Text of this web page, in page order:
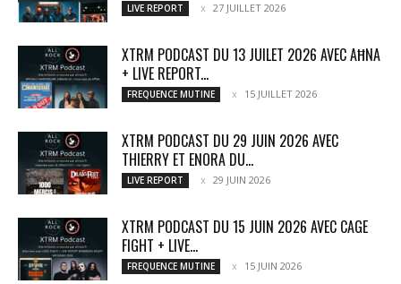
LIVE REPORT 27 JUILLET 2026
XTRM PODCAST DU 13 JUILET 2026 AVEC AĦNA
+ LIVE REPORT...
FREQUENCE MUTINE 15 JUILLET 2026
XTRM PODCAST DU 29 JUIN 2026 AVEC
THIERRY ET ENORA DU...
LIVE REPORT 29 JUIN 2026
XTRM PODCAST DU 15 JUIN 2026 AVEC CAGE
FIGHT + LIVE...
FREQUENCE MUTINE 15 JUIN 2026